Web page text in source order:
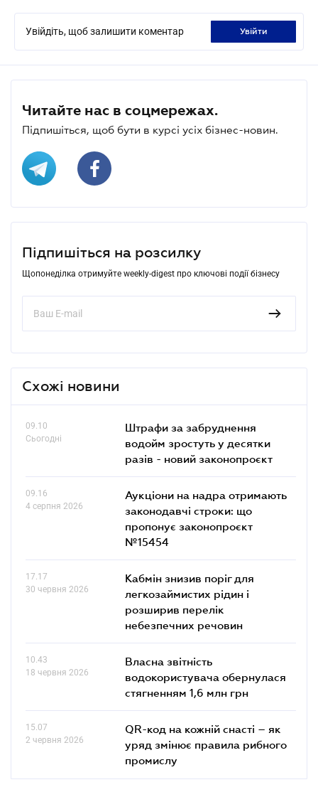
Увійдіть, щоб залишити коментар увійти
Читайте нас в соцмережах.
Підпишіться, щоб бути в курсі усіх бізнес-новин.
Підпишіться на розсилку
Щопонеділка отримуйте weekly-digest про ключові події бізнесу
Схожі новини
09.10
Сьогодні
Штрафи за забруднення
водойм зростуть у десятки
разів - новий законопроєкт
09.16
4 серпня 2026
Аукціони на надра отримають
законодавчі строки: що
пропонує законопроєкт
№15454
17.17
30 червня 2026
Кабмін знизив поріг для
легкозаймистих рідин і
розширив перелік
небезпечних речовин
10.43
18 червня 2026
Власна звітність
водокористувача обернулася
стягненням 1,6 млн грн
15.07
2 червня 2026
QR-код на кожній снасті – як
уряд змінює правила рибного
промислу